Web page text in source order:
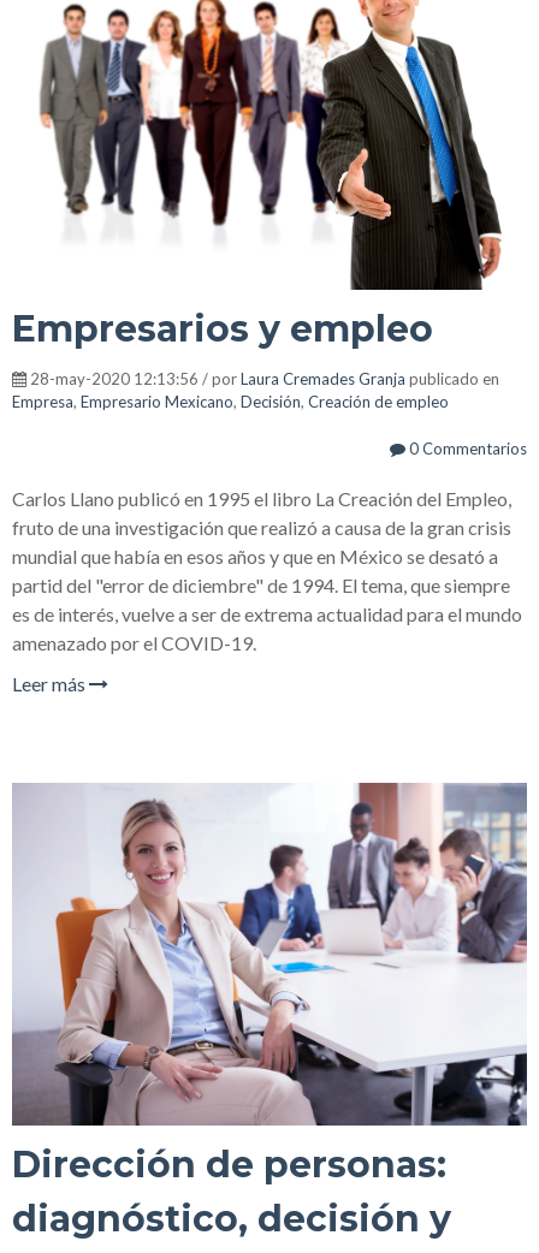
Empresarios y empleo
28-may-2020 12:13:56 / porLaura Cremades Granja publicado en
Empresa, Empresario Mexicano, Decisión, Creación de empleo
0 Commentarios
Carlos Llano publicó en 1995 el libro La Creación del Empleo,
fruto de una investigación que realizó a causa de la gran crisis
mundial que había en esos años y que en México se desató a
partid del "error de diciembre" de 1994. El tema, que siempre
es de interés, vuelve a ser de extrema actualidad para el mundo
amenazado por el COVID-19.
Leer más
Dirección de personas:
diagnóstico, decisión y